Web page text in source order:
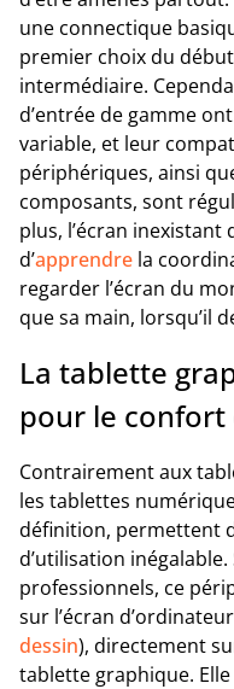
une connectique
premier choix du
intermédiaire.
d’entrée de gamme
variable, et leur
périphériques, ainsi
composants, sont
plus, l’écran inexistant
d’apprendre la
regarder l’écran du
que sa main, lorsqu’il
La tablette
pour le confort
Contrairement aux
les tablettes
définition, permettent
d’utilisation
professionnels, ce
sur l’écran
dessin), directement
tablette graphique.